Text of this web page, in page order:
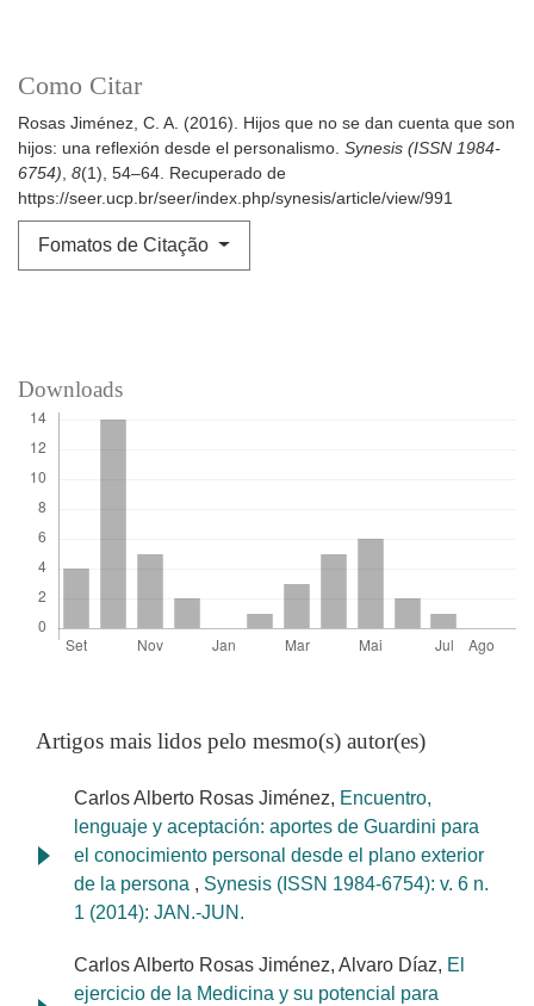
Como Citar
Rosas Jiménez, C. A. (2016). Hijos que no se dan cuenta que son
hijos: una reflexión desde el personalismo. Synesis (ISSN 1984-
6754), 8(1), 54–64. Recuperado de
https://seer.ucp.br/seer/index.php/synesis/article/view/991
Fomatos de Citação
Downloads
Artigos mais lidos pelo mesmo(s) autor(es)
Carlos Alberto Rosas Jiménez, Encuentro,
lenguaje y aceptación: aportes de Guardini para
el conocimiento personal desde el plano exterior
de la persona , Synesis (ISSN 1984-6754): v. 6 n.
1 (2014): JAN.-JUN.
Carlos Alberto Rosas Jiménez, Alvaro Díaz, El
ejercicio de la Medicina y su potencial para